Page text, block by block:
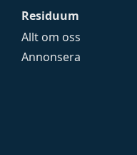
Residuum
Allt om oss
Annonsera